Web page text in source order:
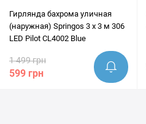
Гирлянда бахрома уличная
(наружная) Springos 3 x 3 м 306
LED Pilot CL4002 Blue
1 499 грн
599 грн